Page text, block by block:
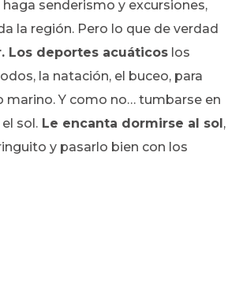
senderismo y excursiones,
la región. Pero lo que de verdad
Los deportes acuáticos los
la natación, el buceo, para
marino. Y como no… tumbarse en
sol. Le encanta dormirse al sol ,
y pasarlo bien con los